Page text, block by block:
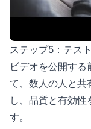
ステップ5：テス
ビデオを公開す
て、数人の人と共
し、品質と有効性
す。